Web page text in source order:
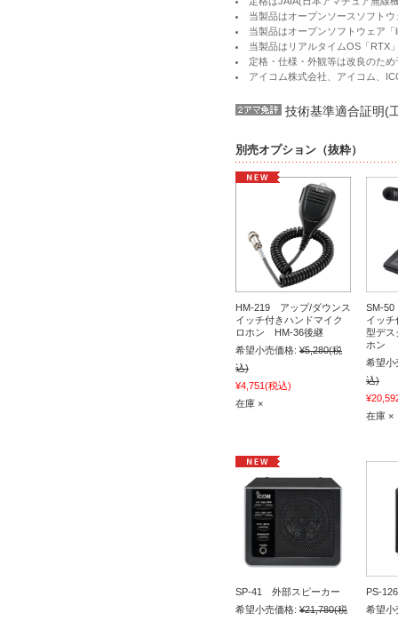
当製品はオープンソースソフト
当製品はオープンソフトウェア
当製品はリアルタイムOS「RTX
定格・仕様・外観等は改良のた
アイコム株式会社、アイコム、
技術基準適合証明(
別売オプション（抜粋）
HM-219 アップ/ダウンス
イッチ付きハンドマイク
ロホン HM-36後継
希望小売価格: ¥5,280(税
込)
¥4,751(税込)
在庫 ×
SM-
イッチ
型デス
ホン
希望小
込)
在庫 ×
SP-41 外部スピーカー
希望小売価格: ¥21,780(税
PS-
希望小